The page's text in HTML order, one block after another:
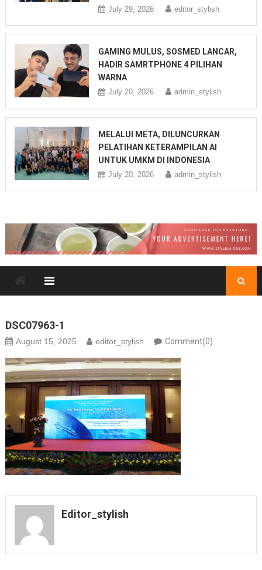
July 29, 2026 editor_stylish
GAMING MULUS, SOSMED LANCAR,
HADIR SAMRTPHONE 4 PILIHAN
WARNA
July 20, 2026 admin_stylish
MELALUI META, DILUNCURKAN
PELATIHAN KETERAMPILAN AI
UNTUK UMKM DI INDONESIA
July 20, 2026 admin_stylish
DSC07963-1
August 15, 2025 editor_stylish Comment(0)
Editor_stylish